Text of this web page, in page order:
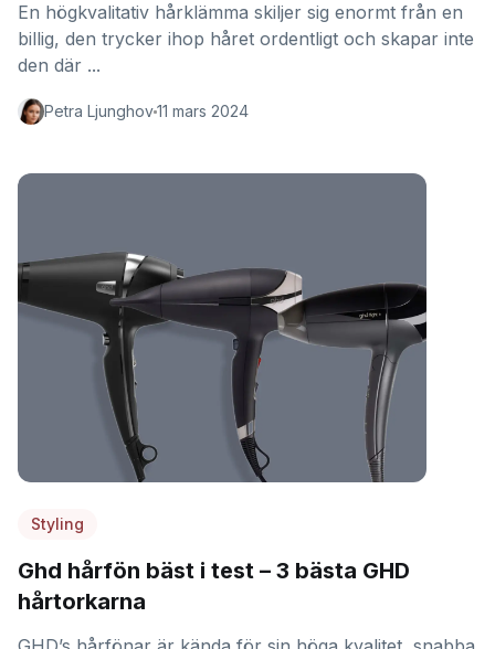
En högkvalitativ hårklämma skiljer sig enormt från en
billig, den trycker ihop håret ordentligt och skapar inte
den där ...
Petra Ljunghov11 mars 2024
Styling
Ghd hårfön bäst i test – 3 bästa GHD
hårtorkarna